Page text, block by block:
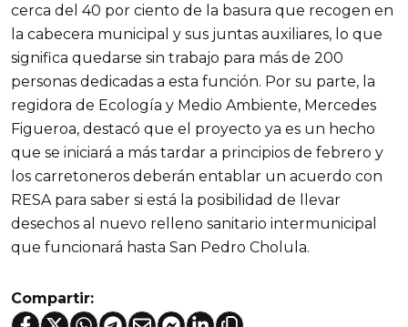
cerca del 40 por ciento de la basura que recogen en
la cabecera municipal y sus juntas auxiliares, lo que
significa quedarse sin trabajo para más de 200
personas dedicadas a esta función. Por su parte, la
regidora de Ecología y Medio Ambiente, Mercedes
Figueroa, destacó que el proyecto ya es un hecho
que se iniciará a más tardar a principios de febrero y
los carretoneros deberán entablar un acuerdo con
RESA para saber si está la posibilidad de llevar
desechos al nuevo relleno sanitario intermunicipal
que funcionará hasta San Pedro Cholula.
Compartir: